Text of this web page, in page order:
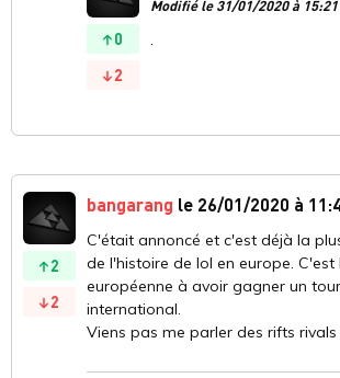
0
2
Modifié le 31/01/2020 à 15:21
.
2
2
bangarang le 26/01/2020 à
C'était annoncé et c'est déjà la
de l'histoire de lol en europe. C'est
européenne à avoir gagner un
international.
Viens pas me parler des rifts rivals